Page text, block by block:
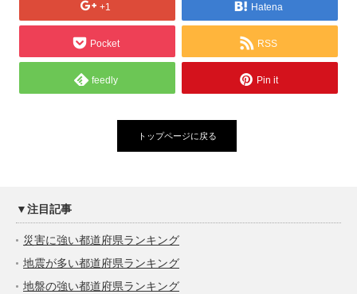
+1 Hatena
Pocket RSS
feedly Pin it
トップページに戻る
▼注目記事
災害に強い都道府県ランキング
地震が多い都道府県ランキング
地盤の強い都道府県ランキング